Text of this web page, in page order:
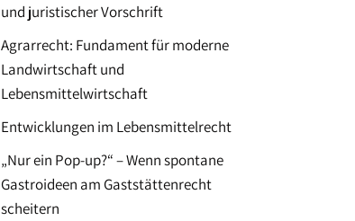
und juristischer Vorschrift
Agrarrecht: Fundament für moderne
Landwirtschaft und
Lebensmittelwirtschaft
Entwicklungen im Lebensmittelrecht
„Nur ein Pop-up?“ – Wenn spontane
Gastroideen am Gaststättenrecht
scheitern